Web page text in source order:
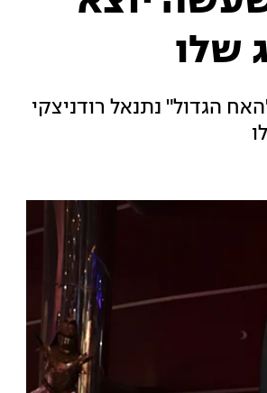
שלו
הגדול" נתנאל רודניצקי